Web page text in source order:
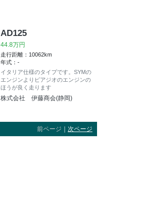
AD125
44.8万円
走行距離：10062km
年式：-
イタリア仕様のタイプです。SYMの
エンジンよりピアジオのエンジンの
ほうが良く走ります
株式会社 伊藤商会(静岡)
前ページ 次ページ